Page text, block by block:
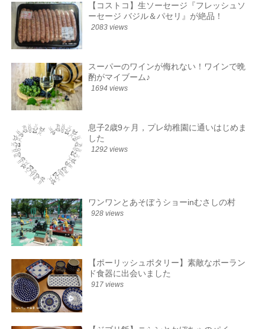
【コストコ】生ソーセージ『フレッシュソ
ーセージ バジル＆パセリ』が絶品！
2083 views
スーパーのワインが侮れない！ワインで晩
酌がマイブーム♪
1694 views
息子2歳9ヶ月，プレ幼稚園に通いはじめま
した
1292 views
ワンワンとあそぼうショーinむさしの村
928 views
【ポーリッシュポタリー】素敵なポーラン
ド食器に出会いました
917 views